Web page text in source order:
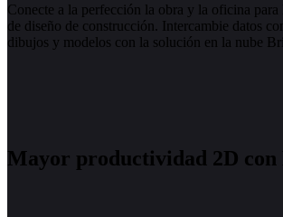
Conecte a la perfección la obra y la oficina
de diseño de construcción. Intercambie datos
dibujos y modelos con la solución en la nube
Mayor productividad 2D con